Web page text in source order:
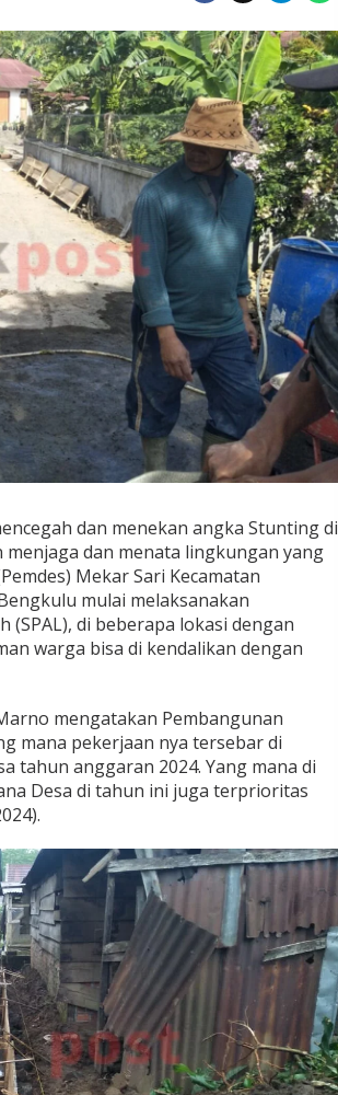
dan menekan angka Stunting di
dan menata lingkungan yang
Mekar Sari Kecamatan
mulai melaksanakan
di beberapa lokasi dengan
warga bisa di kendalikan dengan
mengatakan Pembangunan
mana pekerjaan nya tersebar di
tahun anggaran 2024. Yang mana di
Desa di tahun ini juga terprioritas